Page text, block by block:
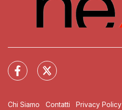
Chi Siamo Contatti Privacy Policy